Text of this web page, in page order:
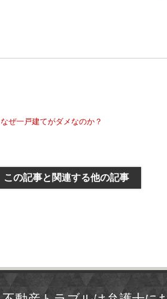
なぜ一戸建てがダメなのか？
この記事と関連する他の記事